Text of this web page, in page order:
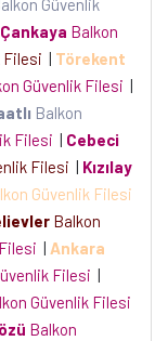
Güvenlik
Çankaya Balkon
Filesi | Törekent
Güvenlik Filesi |
Balkon
Filesi | Cebeci
Filesi | Kızılay
Güvenlik Filesi
Balkon
| Ankara
Filesi |
Güvenlik Filesi
Balkon